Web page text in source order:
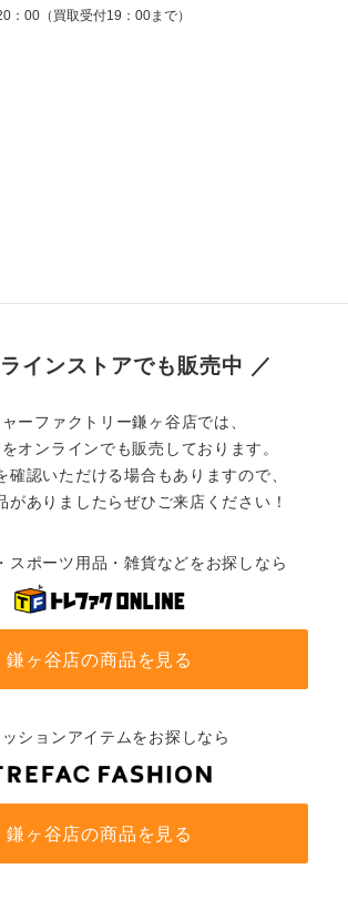
：00（買取受付19：00まで）
インストアでも販売中 ／
ャーファクトリー鎌ヶ谷店では、
オンラインでも販売しております。
確認いただける場合もありますので、
がありましたらぜひご来店ください！
スポーツ用品・雑貨などをお探しなら
鎌ヶ谷店の商品を見る
ションアイテムをお探しなら
鎌ヶ谷店の商品を見る